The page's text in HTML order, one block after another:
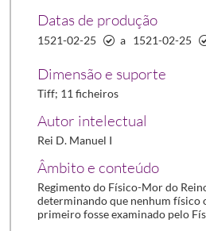
Datas de produção
1521-02-25 a 1521-02-25
Dimensão e suporte
Tiff; 11 ficheiros
Autor intelectual
Rei D. Manuel I
Âmbito e conteúdo
Regimento do Físico-Mor do
determinando que nenhum físico
primeiro fosse examinado pelo